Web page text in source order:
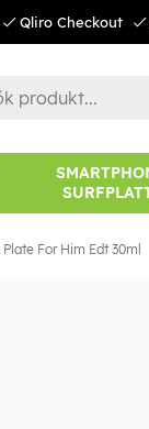
Qliro Checkout
For Him Edt 30ml